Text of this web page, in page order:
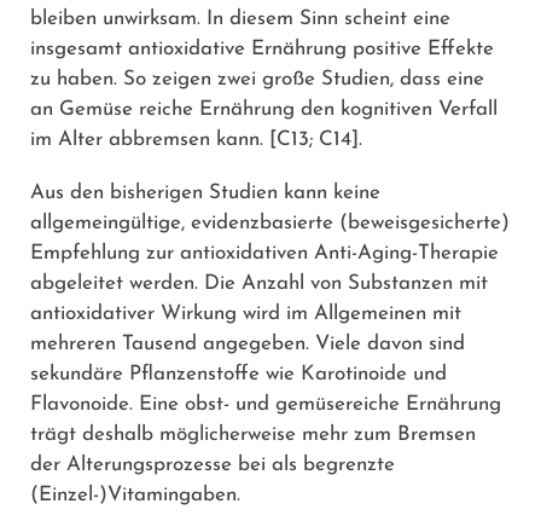
bleiben unwirksam. In diesem Sinn scheint eine
insgesamt antioxidative Ernährung positive Effekte
zu haben. So zeigen zwei große Studien, dass eine
an Gemüse reiche Ernährung den kognitiven Verfall
im Alter abbremsen kann.
[C13; C14] .
Aus den bisherigen Studien kann keine
allgemeingültige, evidenzbasierte (beweisgesicherte)
Empfehlung zur antioxidativen Anti-Aging-Therapie
abgeleitet werden. Die Anzahl von Substanzen mit
antioxidativer Wirkung wird im Allgemeinen mit
mehreren Tausend angegeben. Viele davon sind
sekundäre Pflanzenstoffe wie Karotinoide und
Flavonoide. Eine obst- und gemüsereiche Ernährung
trägt deshalb möglicherweise mehr zum Bremsen
der Alterungsprozesse bei als begrenzte
(Einzel-)Vitamingaben.